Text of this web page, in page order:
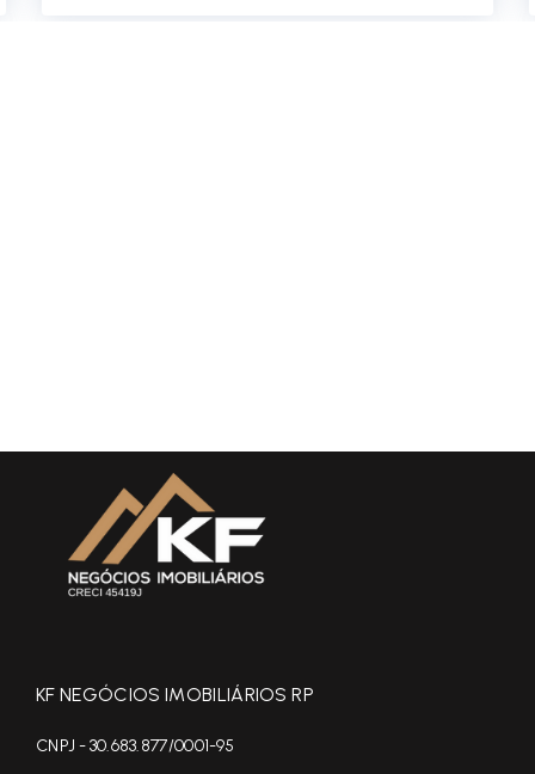
KF NEGÓCIOS IMOBILIÁRIOS RP
CNPJ - 30.683.877/0001-95